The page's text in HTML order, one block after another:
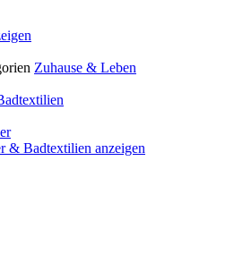
Zuhause & Leben
& Badtextilien anzeigen